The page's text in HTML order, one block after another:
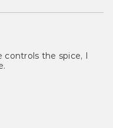
controls the spice, I